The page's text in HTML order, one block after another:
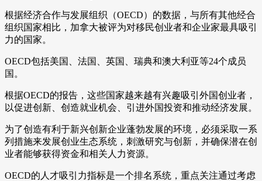
根据经济合作与发展组织（OECD）的数据，与所有其他经合
组织国家相比，加拿大被评为对移民创业者和企业家最具吸引
力的国家。
OECD包括美国、法国、英国、瑞典和澳大利亚等24个成员
国。
根据OECD的报告，这些国家越来越有兴趣吸引外国创业者，
以促进创新、创造就业机会、引进外国投资和推动经济发展。
为了创造有利于新兴创新企业蓬勃发展的环境，必须采取一系
列措施来发展创业生态系统，刺激研究与创新，并确保潜在创
业者能够获得资金和相关人力资源。
OECD的人才吸引力指标是一个排名系统，重点关注通过考虑